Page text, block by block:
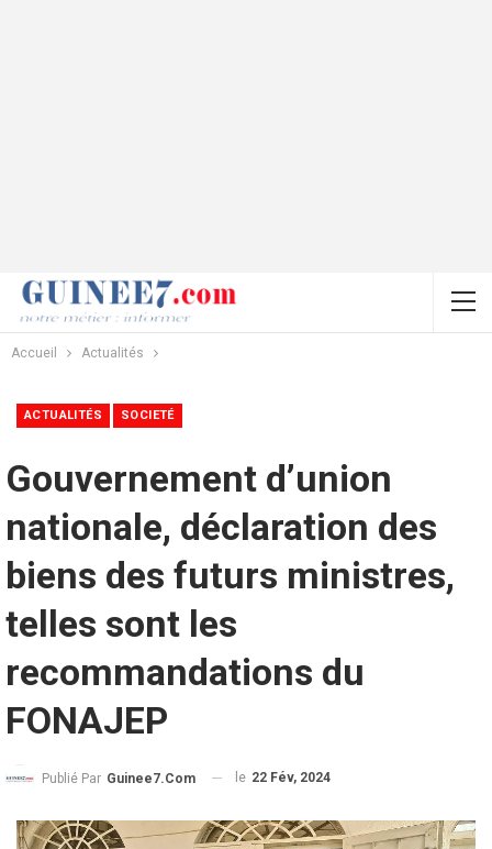
Accueil Actualités
ACTUALITÉS SOCIETÉ
Gouvernement d’union
nationale, déclaration des
biens des futurs ministres,
telles sont les
recommandations du
FONAJEP
Publié Par Guinee7.com le 22 Fév, 2024